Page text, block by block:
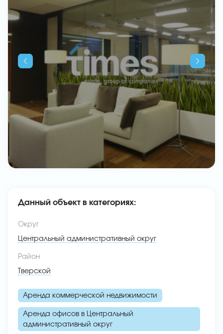
Данный объект в категориях:
Округ
Центральный административный округ
Район
Тверской
Аренда коммерческой недвижимости
Аренда офисов в Центральный
административный округ